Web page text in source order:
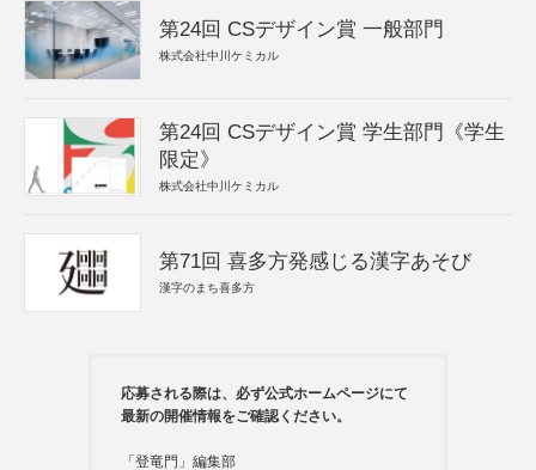
第24回 CSデザイン賞 一般部門
株式会社中川ケミカル
第24回 CSデザイン賞 学生部門《学生
限定》
株式会社中川ケミカル
第71回 喜多方発感じる漢字あそび
漢字のまち喜多方
応募される際は、必ず公式ホームページにて
最新の開催情報をご確認ください。
「登竜門」編集部